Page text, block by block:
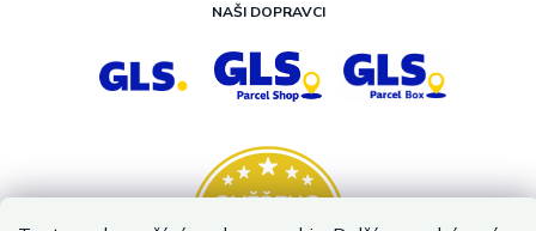
NAŠI DOPRAVCI